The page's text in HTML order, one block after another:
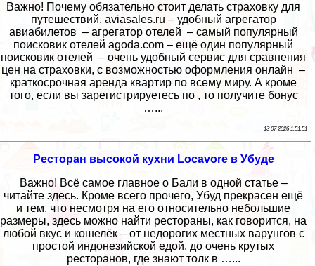
Важно! Почему обязательно стоит делать страховку для
путешествий. aviasales.ru – удобный агрегатор
авиабилетов – агрегатор отелей – самый популярный
поисковик отелей agoda.com – ещё один популярный
поисковик отелей – очень удобный сервис для сравнения
цен на страховки, с возможностью оформления онлайн –
краткосрочная аренда квартир по всему миру. А кроме
того, если вы зарегистрируетесь по , то получите бонус
…...
13 07 2026 1:51:51
Ресторан высокой кухни Locavore в Убуде
Важно! Всё самое главное о Бали в одной статье –
читайте здесь. Кроме всего прочего, Убуд прекрасен ещё
и тем, что несмотря на его относительно небольшие
размеры, здесь можно найти рестораны, как говорится, на
любой вкус и кошелёк – от недорогих местных варунгов с
простой индонезийской едой, до очень крутых
ресторанов, где знают толк в …...